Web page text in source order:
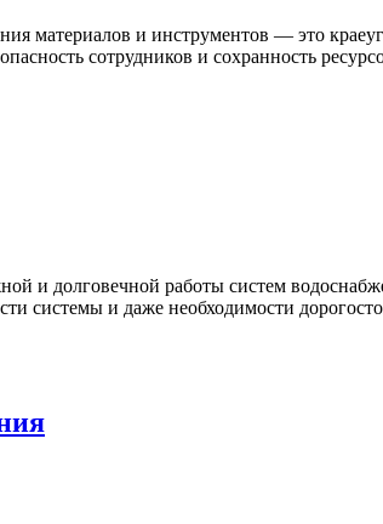
материалов и инструментов — это
сотрудников и сохранность
и долговечной работы систем
системы и даже необходимости